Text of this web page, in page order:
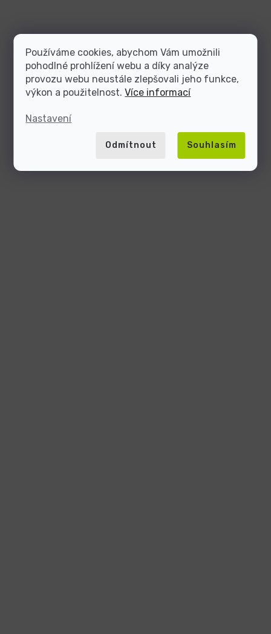
Používáme cookies, abychom Vám umožnili
pohodlné prohlížení webu a díky analýze
provozu webu neustále zlepšovali jeho funkce,
výkon a použitelnost.Více informací
Nastavení
Odmítnout Souhlasím